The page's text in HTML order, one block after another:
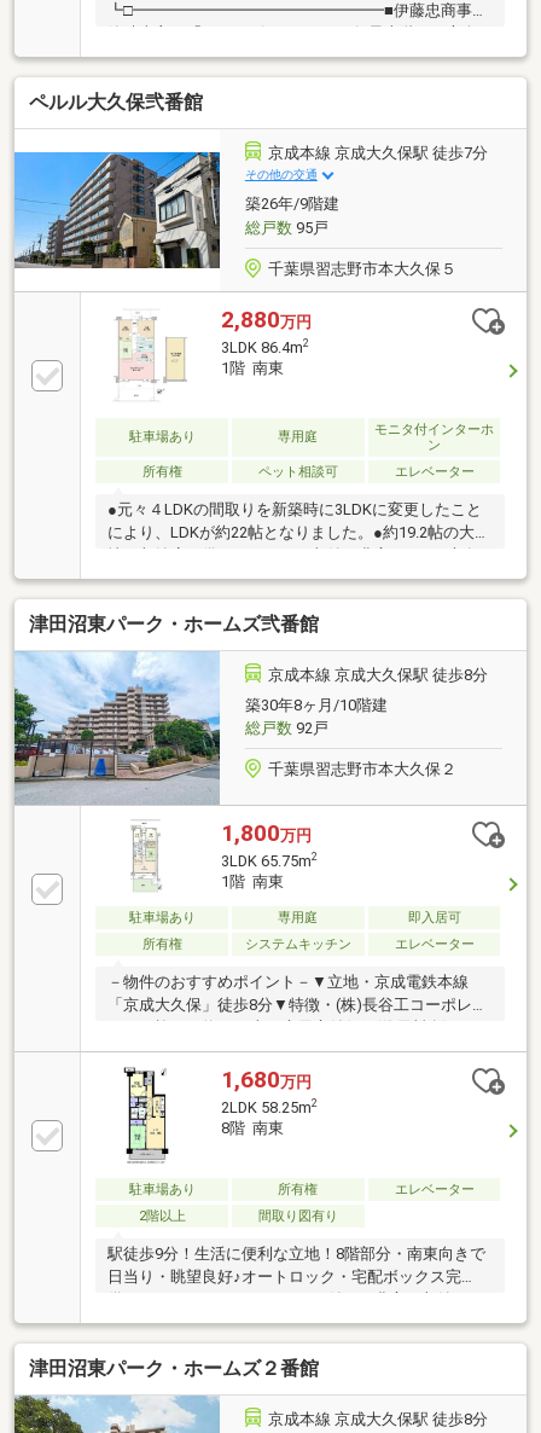
┗□━━━━━━━━━━━━━━━━■伊藤忠商事新
角住戸■陽当たり・眺望良好■スカイツリー・花火大会
鑑賞可能（天候による）■約31.40㎡のルーフバルコニ
ー設置■約0.49㎡のトランクルーム設置■プライバシー
性に優れた、約2.95㎡の玄関ポーチ設置■ペット飼育可
能（細則有り）■宅配ボックス設置
ペルル大久保弐番館
京成本線 京成大久保駅 徒歩7分
その他の交通
築26年/9階建
総戸数95戸
千葉県習志野市本大久保５
2,880万円
3LDK 86.4m2
1階 南東
駐車場あり 専用庭
モニタ付インターホ
ン
所有権
ペット相談可 エレベーター
●元々４LDKの間取りを新築時に3LDKに変更したこと
により、LDKが約22帖となりました。●約19.2帖の大型
地下収納庫が備わっており、収納が豊富です。●専有
面積86.40㎡に加え、他にも専用庭やテラスもあり、
広々とご利用いただける住戸です。●道路に面してい
ない方角の為、静かな環境でございます。●このよう
に、ファミリーの皆様にも使いやすい住空間です。●
戸建感覚で暮らせる1階住戸です。
津田沼東パーク・ホームズ弐番館
京成本線 京成大久保駅 徒歩8分
築30年8ヶ月/10階建
総戸数92戸
千葉県習志野市本大久保２
1,800万円
3LDK 65.75m2
1階 南東
駐車場あり 専用庭
即入居可
所有権
システムキッチン エレベーター
－物件のおすすめポイント－▼立地・京成電鉄本線
「京成大久保」徒歩8分▼特徴・(株)長谷工コーポレー
ション施工・約22平米の専用庭付住戸(使用料有)・キ
ッチン・洗面室は2WAY仕様、家事動線に配慮・LD横
に和室約6.0帖を配置、多目的に活用可能・各洋室・和
室・廊下に収納スペースを確保・南東向きバルコニー
有▼設備・二重サッシ(北西側洋室)・オートロック▼
周辺環境・ビッグ・エー京成大久保駅南店 徒歩7分(約
520m)・富士見公園 徒歩5分(約350m)■ ご希望の住ま
い探しをお手伝いします ━━━━━・・・物件の詳
細・ご相談はお気軽にお問い合わせください。
1,680万円
2LDK 58.25m2
8階 南東
駐車場あり 所有権
エレベーター
2階以上
間取り図有り
駅徒歩9分！生活に便利な立地！8階部分・南東向きで
日当り・眺望良好♪オートロック・宅配ボックス完
備！ウォークインクローゼット付きで豊富な収納！
津田沼東パーク・ホームズ２番館
京成本線 京成大久保駅 徒歩8分